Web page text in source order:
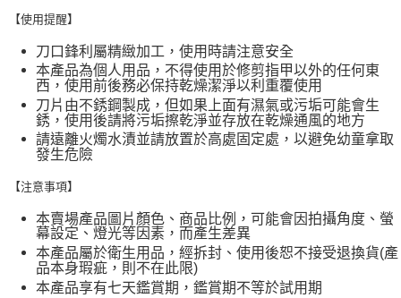
【使用提醒】
刀口鋒利屬精緻加工，使用時請注意安全
本產品為個人用品，不得使用於修剪指甲以外的任何東
西，使用前後務必保持乾燥潔淨以利重覆使用
刀片由不銹鋼製成，但如果上面有濕氣或污垢可能會生
銹，使用後請將污垢擦乾淨並存放在乾燥通風的地方
請遠離火燭水漬並請放置於高處固定處，以避免幼童拿取
發生危險
【注意事項】
本賣場產品圖片顏色、商品比例，可能會因拍攝角度、螢
幕設定、燈光等因素，而產生差異
本產品屬於衛生用品，經拆封、使用後恕不接受退換貨(產
品本身瑕疵，則不在此限)
本產品享有七天鑑賞期，鑑賞期不等於試用期